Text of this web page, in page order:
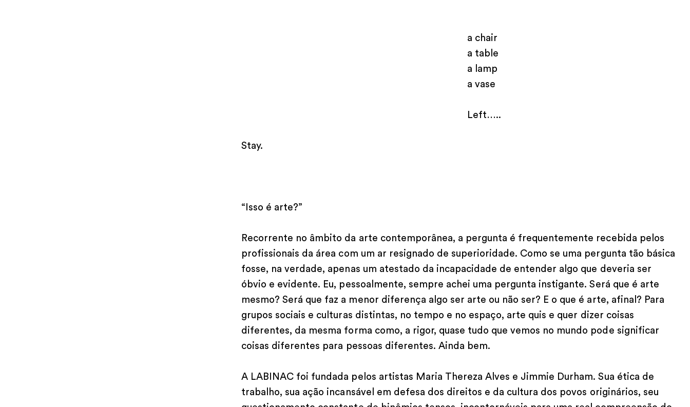
a chair
a table
a lamp
a vase
Left…..
Stay.
“Isso é arte?”
Recorrente no âmbito da arte contemporânea, a pergunta é frequentemente recebida pelos
profissionais da área com um ar resignado de superioridade. Como se uma pergunta tão básica
fosse, na verdade, apenas um atestado da incapacidade de entender algo que deveria ser
óbvio e evidente. Eu, pessoalmente, sempre achei uma pergunta instigante. Será que é arte
mesmo? Será que faz a menor diferença algo ser arte ou não ser? E o que é arte, afinal? Para
grupos sociais e culturas distintas, no tempo e no espaço, arte quis e quer dizer coisas
diferentes, da mesma forma como, a rigor, quase tudo que vemos no mundo pode significar
coisas diferentes para pessoas diferentes. Ainda bem.
A LABINAC foi fundada pelos artistas Maria Thereza Alves e Jimmie Durham. Sua ética de
trabalho, sua ação incansável em defesa dos direitos e da cultura dos povos originários, seu